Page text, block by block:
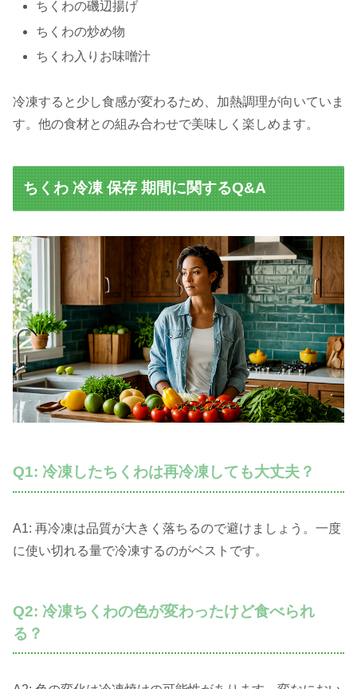
ちくわの磯辺揚げ
ちくわの炒め物
ちくわ入りお味噌汁
冷凍すると少し食感が変わるため、加熱調理が向いていま
す。他の食材との組み合わせで美味しく楽しめます。
ちくわ 冷凍 保存 期間に関するQ&A
Q1: 冷凍したちくわは再冷凍しても大丈夫？
A1: 再冷凍は品質が大きく落ちるので避けましょう。一度
に使い切れる量で冷凍するのがベストです。
Q2: 冷凍ちくわの色が変わったけど食べられ
る？